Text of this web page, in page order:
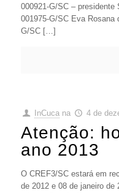
000921-G/SC – presidente
001975-G/SC Eva Rosana
G/SC […]
InCuca na 4 de
Atenção:
ano 2013
O CREF3/SC estará em
de 2012 e 08 de janeiro